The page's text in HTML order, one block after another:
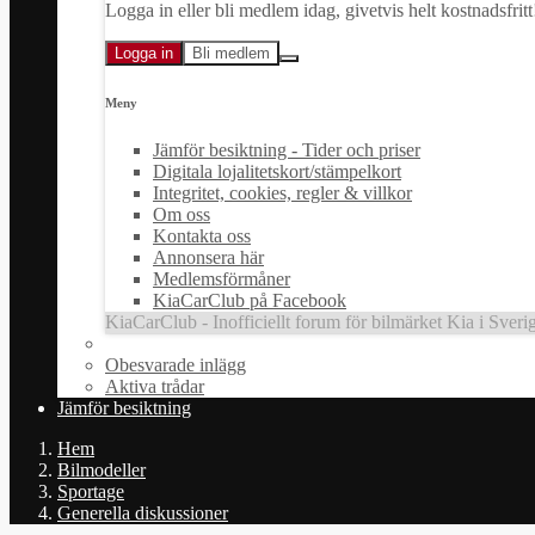
Logga in eller bli medlem idag, givetvis helt
Logga in Bli medlem
Meny
Jämför besiktning - Tider och priser
Digitala lojalitetskort/stämpelkort
Integritet, cookies, regler & villkor
Om oss
Kontakta oss
Annonsera här
Medlemsförmåner
KiaCarClub på Facebook
KiaCarClub - Inofficiellt forum för bilmärket Kia i
Obesvarade inlägg
Aktiva trådar
Jämför besiktning
Hem
Bilmodeller
Sportage
Generella diskussioner